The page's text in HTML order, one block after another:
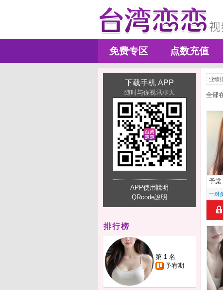
免费专区 点数充值
下载手机 APP
随时与你视讯聊天
APP使用說明
QRcode說明
排行榜
第 1 名
予宥期
业绩
全部
予棠
一对